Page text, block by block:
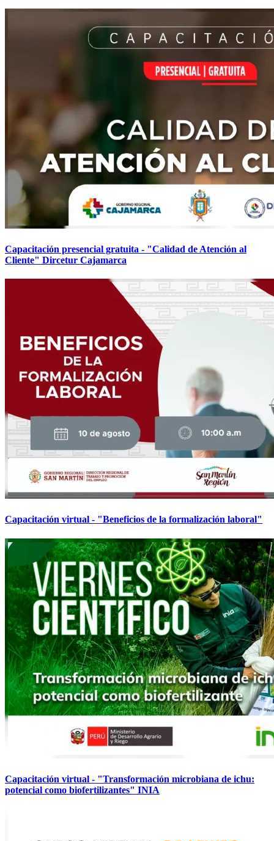
Capacitación presencial gratuita - "Calidad de Atención al
Cliente" Dircetur Cajamarca
Capacitación virtual - "Beneficios de la formalización laboral"
Capacitación virtual - "Transformación microbiana de ichu:
potencial como biofertilizantes" INIA